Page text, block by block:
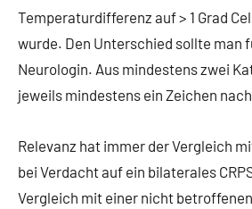
Temperaturdifferenz auf > 1 Grad
wurde. Den Unterschied sollte man
Neurologin. Aus mindestens zwei
jeweils mindestens ein Zeichen
Relevanz hat immer der Vergleich
bei Verdacht auf ein bilaterales
Vergleich mit einer nicht